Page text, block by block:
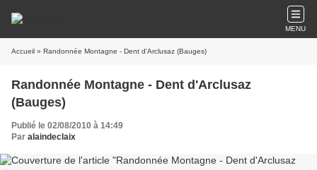
MENU
Accueil » Randonnée Montagne - Dent d'Arclusaz (Bauges)
Randonnée Montagne - Dent d'Arclusaz
(Bauges)
Publié le 02/08/2010 à 14:49
Par alaindeclaix